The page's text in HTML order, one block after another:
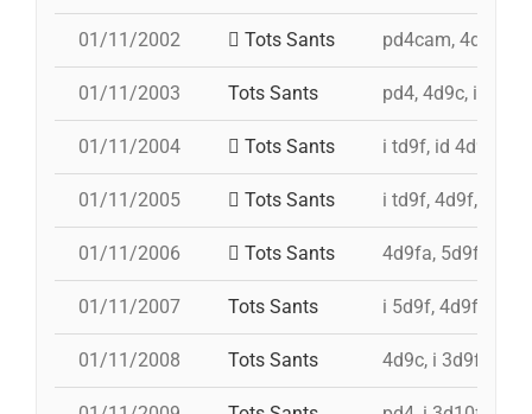
01/11/2002 Tots Sants pd4cam, 4d9c, i
01/11/2003 Tots Sants pd4, 4d9c, id
01/11/2004 Tots Sants i td9f, id 4d9f,
01/11/2005 Tots Sants i td9f, 4d9f, i
01/11/2006 Tots Sants 4d9fa, 5d9f,
01/11/2007 Tots Sants i 5d9f, 4d9f,
01/11/2008 Tots Sants 4d9c, i 3d9f,